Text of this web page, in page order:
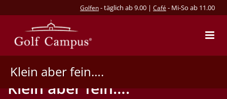
Golfen- täglich ab 9.00 | Café - Mi-So ab 11.00
Klein aber fein….
Klein aber fein….